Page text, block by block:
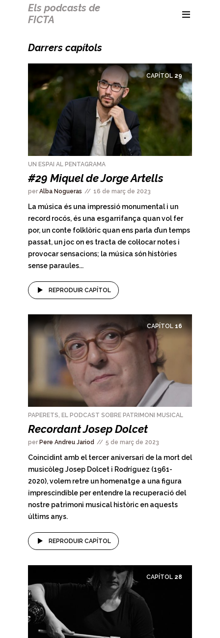
Els podcasts de
FICTA
Darrers capítols
CAPÍTOL 29
UN ESPAI AL PENTAGRAMA
#29 Miquel de Jorge Artells
perAlba Nogueras 16 de març de 2023
La música és una impressió monumental i un
record rocós, és una esgarrifança quan vol fer
por, un conte folklòric quan ens parla d’un temps
passat, un joc on es tracta de col·locar notes i
provocar sensacions; la música són històries
sense paraules...
REPRODUIR CAPÍTOL
CAPÍTOL 16
PAPERETS, EL PODCAST SOBRE PATRIMONI MUSICAL
Recordant Josep Dolcet
per Pere Andreu Jariod 5 de març de 2023
Coincidint amb el tercer aniversari de la mort del
musicòleg Josep Dolcet i Rodríguez (1961-
2020), volem retre un homenatge a una figura
imprescindible per entendre la recuperació del
nostre patrimoni musical històric en aquests
últims anys.
REPRODUIR CAPÍTOL
CAPÍTOL 28